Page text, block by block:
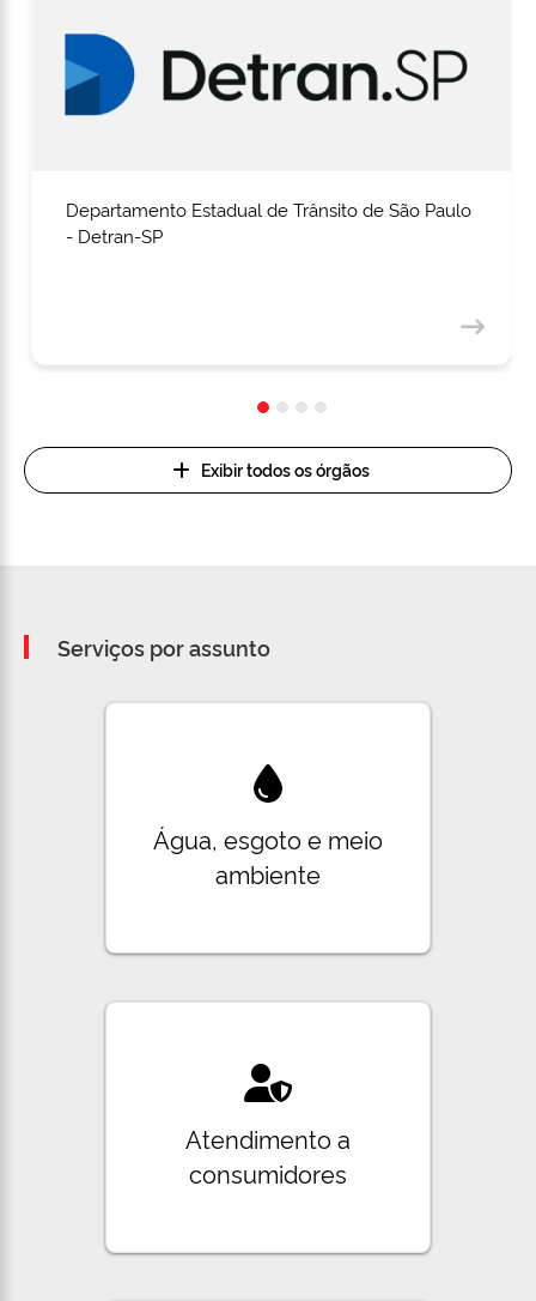
Departamento Estadual de Trânsito de São Paulo
- Detran-SP
Exibir todos os órgãos
Serviços por assunto
Água, esgoto e meio
ambiente
Atendimento a
consumidores